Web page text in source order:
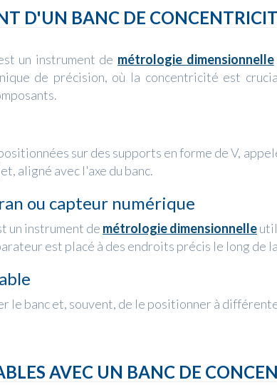
D'UN BANC DE
un instrument de métrologie dimensionnelle
de précision, où la concentricité est
sur des supports en forme de V,
aligné avec l'axe du banc.
ou capteur numérique
un instrument de métrologie dimensionnelle
est placé à des endroits précis le long de
le banc et, souvent, de le positionner à
AVEC UN BANC DE